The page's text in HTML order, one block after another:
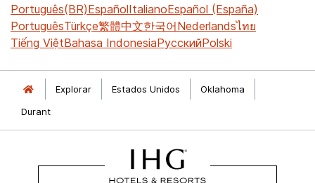
Português(BR)EspañolItalianoEspañol (España)
PortuguêsTürkçe繁體中文한국어Nederlandsไทย
Tiếng ViệtBahasa IndonesiaРусскийPolski
Explorar Estados Unidos
Oklahoma
Durant